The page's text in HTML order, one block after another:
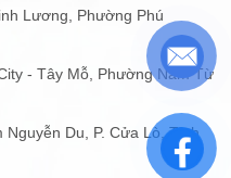
Lương, Phường Phú
- Tây Mỗ, Phường Nam Từ
Nguyễn Du, P. Cửa Lò, Tỉnh